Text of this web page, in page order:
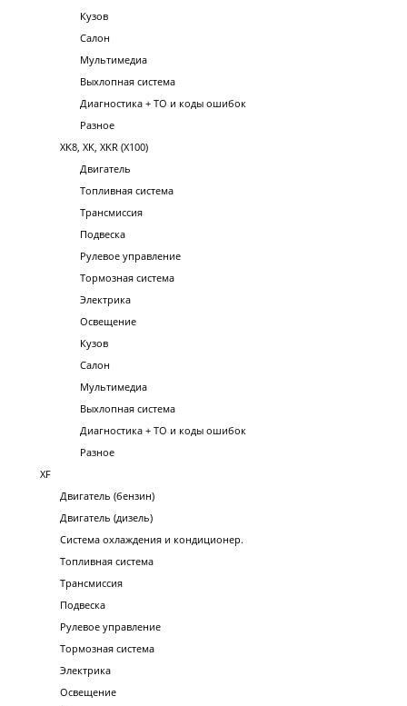
Кузов
Салон
Мультимедиа
Выхлопная система
Диагностика + ТО и коды ошибок
Разное
XK8, XK, XKR (X100)
Двигатель
Топливная система
Трансмиссия
Подвеска
Рулевое управление
Тормозная система
Электрика
Освещение
Кузов
Салон
Мультимедиа
Выхлопная система
Диагностика + ТО и коды ошибок
Разное
XF
Двигатель (бензин)
Двигатель (дизель)
Система охлаждения и кондиционер.
Топливная система
Трансмиссия
Подвеска
Рулевое управление
Тормозная система
Электрика
Освещение